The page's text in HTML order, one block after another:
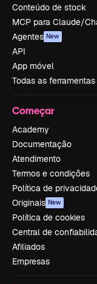
Conteúdo de stock
MCP para Claude/
Agentes New
API
App móvel
Todas as ferramentas
Começar
Academy
Documentação
Atendimento
Termos e condições
Política de
Originais New
Política de cookies
Central de
Afiliados
Empresas